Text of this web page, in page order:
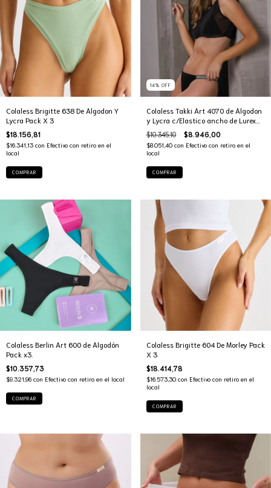
Colaless Brigitte 638 De Algodon Y
Lycra Pack X 3
$18.156,81
$16.341,13 con Efectivo con retiro en el
local
COMPRAR
14% OFF
Colaless Takki Art 4070 de Algodon
y Lycra c/Elastico ancho de Lurex
Pack x2.
$10.345,10 $8.946,00
$8.051,40 con Efectivo con retiro en el
local
COMPRAR
Colaless Berlin Art 600 de Algodón
Pack x3.
$10.357,73
$9.321,96 con Efectivo con retiro en el local
COMPRAR
Colaless Brigitte 604 De Morley Pack
X 3
$18.414,78
$16.573,30 con Efectivo con retiro en el
local
COMPRAR